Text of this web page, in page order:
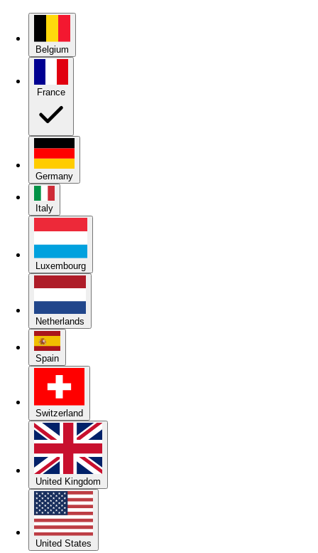
Belgium
Germany
Italy
Luxembourg
Netherlands
Spain
Switzerland
United Kingdom
United States